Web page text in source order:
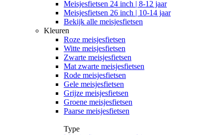
Meisjesfietsen 24 inch | 8-12 jaar
Meisjesfietsen 26 inch | 10-14 jaar
Bekijk alle meisjesfietsen
Kleuren
Roze meisjesfietsen
Witte meisjesfietsen
Zwarte meisjesfietsen
Mat zwarte meisjesfietsen
Rode meisjesfietsen
Gele meisjesfietsen
Grijze meisjesfietsen
Groene meisjesfietsen
Paarse meisjesfietsen
Type